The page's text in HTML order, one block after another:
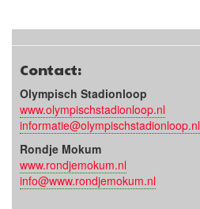
Contact:
Olympisch Stadionloop
www.olympischstadionloop.nl
informatie@olympischstadionloop.nl
Rondje Mokum
www.rondjemokum.nl
info@www.rondjemokum.nl